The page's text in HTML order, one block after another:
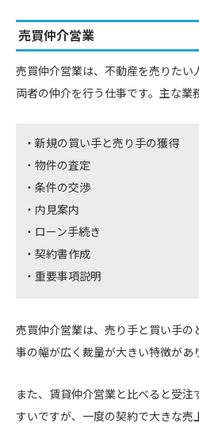
売買仲介営業
売買仲介営業は、不動産を売りたい
両者の仲介を行う仕事です。主な業
新規の買い手と売り手の獲得
物件の査定
条件の交渉
内見案内
ローン手続き
契約書作成
重要事項説明
売買仲介営業は、売り手と買い手
事の幅が広く裁量が大きい特徴があ
また、賃貸仲介営業と比べると受
すいですが、一度の契約で大きな売